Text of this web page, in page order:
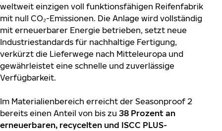
weltweit einzigen voll funktionsfähigen Reifenfabrik
mit null CO₂-Emissionen. Die Anlage wird vollständig
mit erneuerbarer Energie betrieben, setzt neue
Industriestandards für nachhaltige Fertigung,
verkürzt die Lieferwege nach Mitteleuropa und
gewährleistet eine schnelle und zuverlässige
Verfügbarkeit.
Im Materialienbereich erreicht der Seasonproof 2
bereits einen Anteil von bis zu 38 Prozent an
erneuerbaren, recycelten und ISCC PLUS-